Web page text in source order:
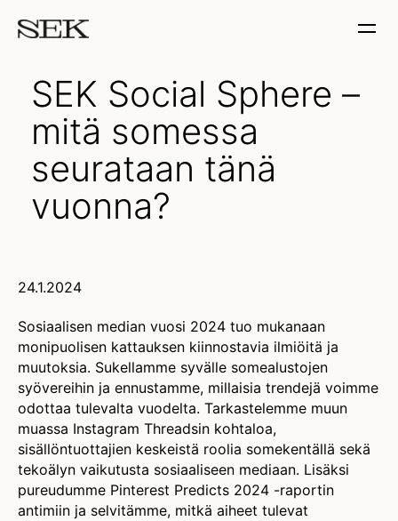
SEK Social Sphere –
mitä somessa
seurataan tänä
vuonna?
24.1.2024
Sosiaalisen median vuosi 2024 tuo mukanaan
monipuolisen kattauksen kiinnostavia ilmiöitä ja
muutoksia. Sukellamme syvälle somealustojen
syövereihin ja ennustamme, millaisia trendejä voimme
odottaa tulevalta vuodelta. Tarkastelemme muun
muassa Instagram Threadsin kohtaloa,
sisällöntuottajien keskeistä roolia somekentällä sekä
tekoälyn vaikutusta sosiaaliseen mediaan. Lisäksi
pureudumme Pinterest Predicts 2024 -raportin
antimiin ja selvitämme, mitkä aiheet tulevat